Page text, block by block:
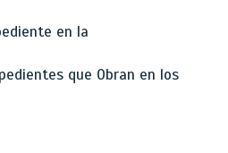
en la
que Obran en los